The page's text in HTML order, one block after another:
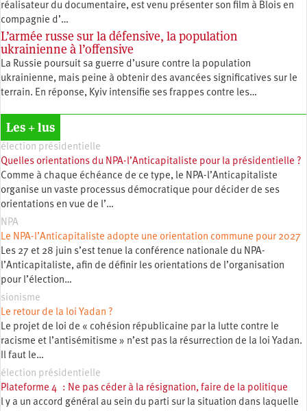
réalisateur du documentaire, est venu présenter son film à Blois en
compagnie d’…
L’armée russe sur la défensive, la population
ukrainienne à l’offensive
La Russie poursuit sa guerre d’usure contre la population
ukrainienne, mais peine à obtenir des avancées significatives sur le
terrain. En réponse, Kyiv intensifie ses frappes contre les…
Les + lus
élection présidentielle
Quelles orientations du NPA-l’Anticapitaliste pour la présidentielle ?
Comme à chaque échéance de ce type, le NPA-l’Anticapitaliste
organise un vaste processus démocratique pour décider de ses
orientations en vue de l’…
NPA
Le NPA-l’Anticapitaliste adopte une orientation commune pour 2027
Les 27 et 28 juin s’est tenue la conférence nationale du NPA-
l’Anticapitaliste, afin de définir les orientations de l’organisation
pour l’élection…
sionisme
Le retour de la loi Yadan ?
Le projet de loi de « cohésion républicaine par la lutte contre le
racisme et l’antisémitisme » n’est pas la résurrection de la loi Yadan.
Il faut le…
élection présidentielle
Plateforme 4 : Ne pas céder à la résignation, faire de la politique
l y a un accord général au sein du parti sur la situation dans laquelle